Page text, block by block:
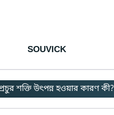
SOUVICK
শক্তি উৎপন্ন হওয়ার কারণ কী?